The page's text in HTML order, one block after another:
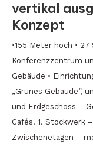
vertikal
Konzept
•155 Meter hoch •
Konferenzzentrum
Gebäude •
„Grünes Gebäude”,
und Erdgeschoss –
Cafés. 1. Stockwerk
Zwischenetagen –